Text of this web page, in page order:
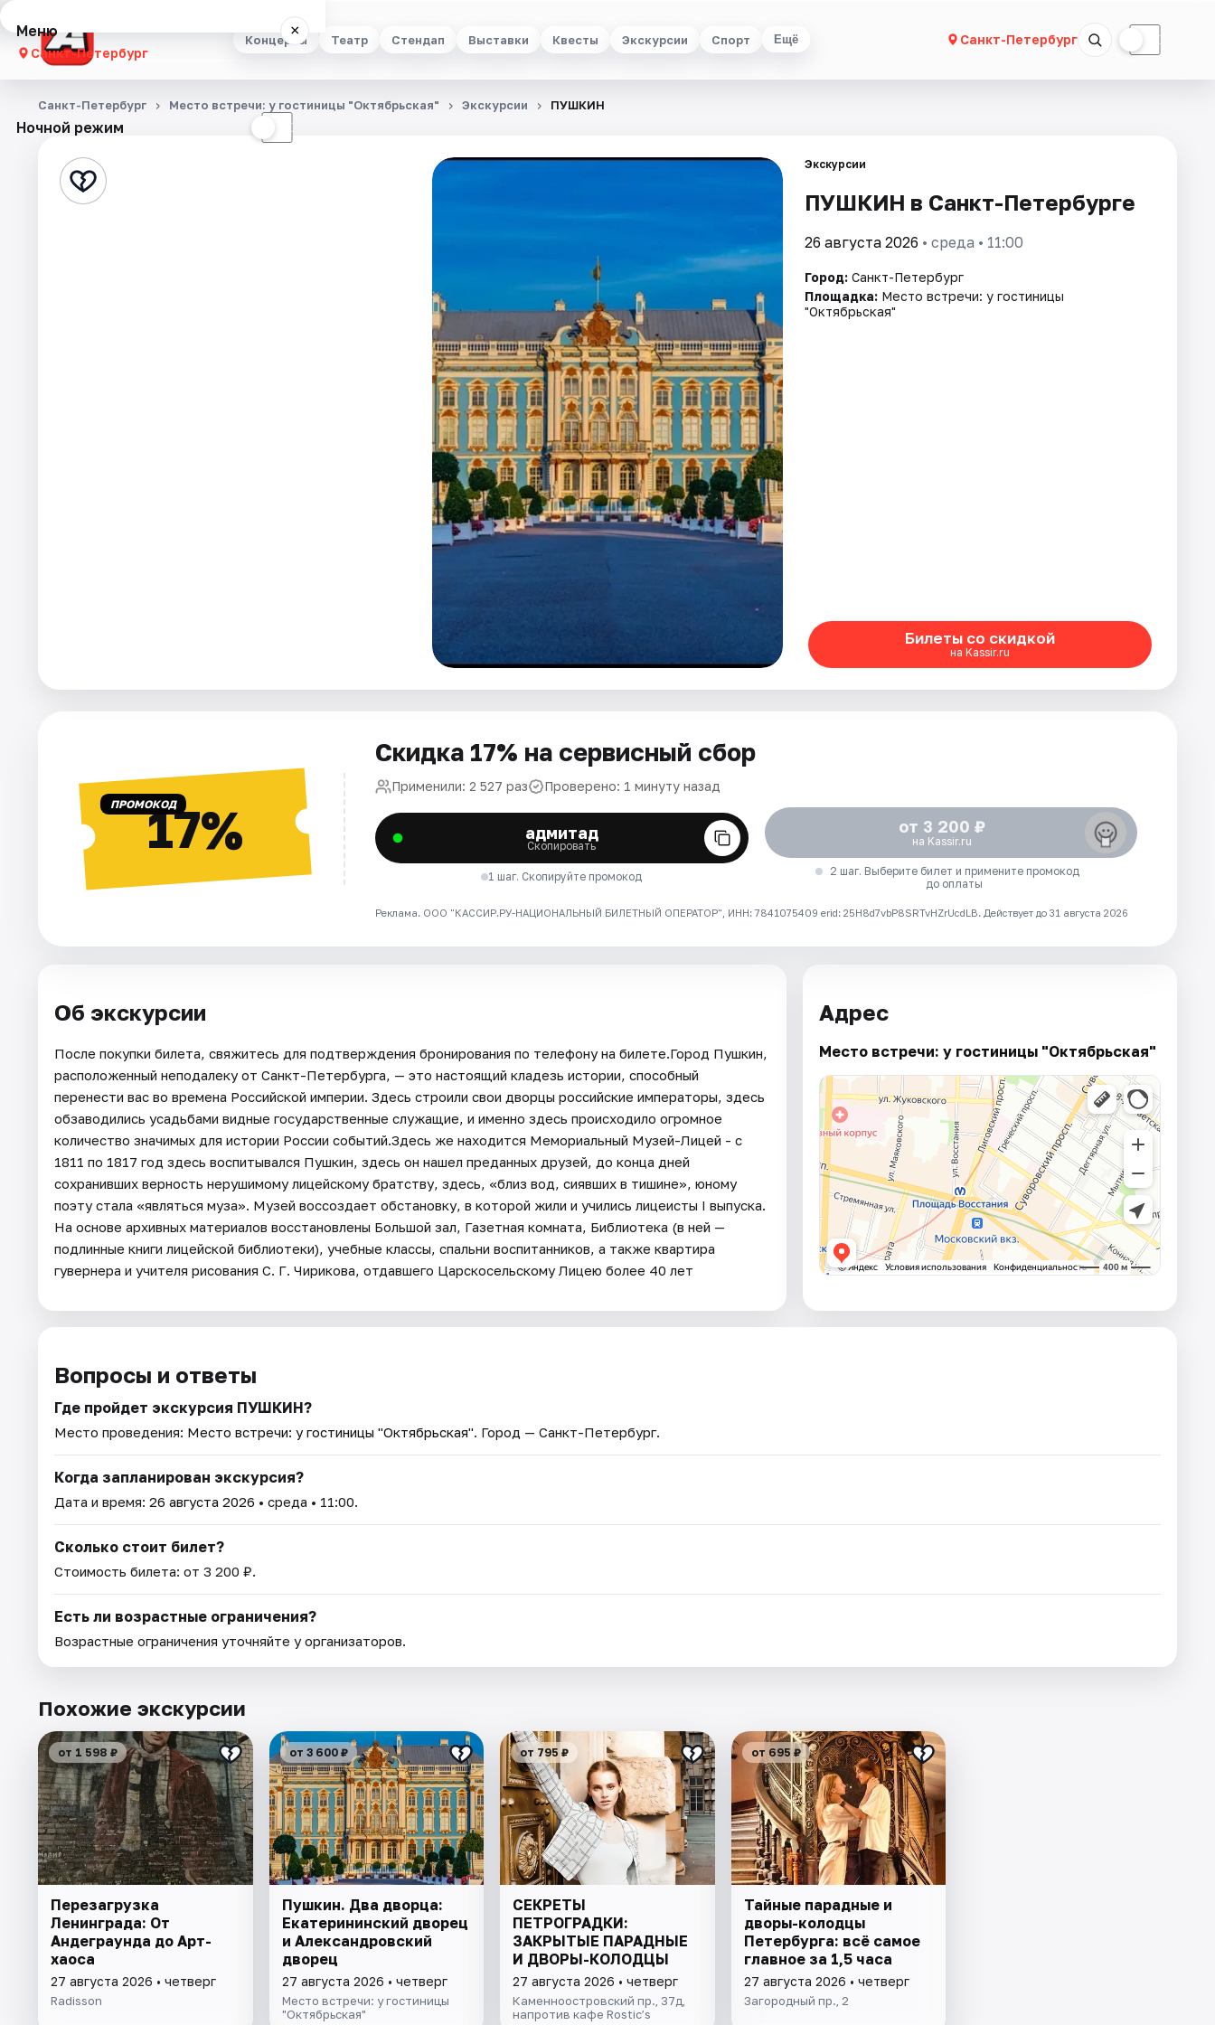
Концерты Театр Стендап Выставки Квесты Экскурсии Спорт Ещё Санкт-Петербург ☾
Меню ×
Санкт-Петербург
Концерты
Стендап
Ночной режим ☾
Санкт-Петербург Место встречи: у гостиницы "Октябрьская" Экскурсии ПУШКИН
Экскурсии
ПУШКИН в Санкт-Петербурге
26 августа 2026 • среда • 11:00
Город: Санкт-Петербург
Площадка: Место встречи: у гостиницы
"Октябрьская"
Билеты со скидкой
на Kassir.ru
ПРОМОКОД17%
Скидка 17% на сервисный сбор
Применили: 2 527 раз Проверено: 1 минуту назад
адмитад
Скопировать
1 шаг. Скопируйте промокод
от 3 200 ₽
на Kassir.ru
2 шаг. Выберите билет и примените промокод
до оплаты
Реклама. ООО "КАССИР.РУ-НАЦИОНАЛЬНЫЙ БИЛЕТНЫЙ ОПЕРАТОР", ИНН: 7841075409 erid: 25H8d7vbP8SRTvHZrUcdLB. Действует до 31 августа 2026
Об экскурсии
После покупки билета, свяжитесь для подтверждения бронирования по телефону на билете.Город Пушкин,
расположенный неподалеку от Санкт-Петербурга, — это настоящий кладезь истории, способный
перенести вас во времена Российской империи. Здесь строили свои дворцы российские императоры, здесь
обзаводились усадьбами видные государственные служащие, и именно здесь происходило огромное
количество значимых для истории России событий.Здесь же находится Мемориальный Музей-Лицей - с
1811 по 1817 год здесь воспитывался Пушкин, здесь он нашел преданных друзей, до конца дней
сохранивших верность нерушимому лицейскому братству, здесь, «близ вод, сиявших в тишине», юному
поэту стала «являться муза». Музей воссоздает обстановку, в которой жили и учились лицеисты I выпуска.
На основе архивных материалов восстановлены Большой зал, Газетная комната, Библиотека (в ней —
подлинные книги лицейской библиотеки), учебные классы, спальни воспитанников, а также квартира
гувернера и учителя рисования С. Г. Чирикова, отдавшего Царскосельскому Лицею более 40 лет
Адрес
Место встречи: у гостиницы "Октябрьская"
Вопросы и ответы
Где пройдет экскурсия ПУШКИН?
Место проведения: Место встречи: у гостиницы "Октябрьская". Город — Санкт-Петербург.
Когда запланирован экскурсия?
Дата и время: 26 августа 2026 • среда • 11:00.
Сколько стоит билет?
Стоимость билета: от 3 200 ₽.
Есть ли возрастные ограничения?
Возрастные ограничения уточняйте у организаторов.
Похожие экскурсии
от 1 598 ₽
Перезагрузка
Ленинграда: От
Андеграунда до Арт-
хаоса
27 августа 2026 • четверг
Radisson
от 3 600 ₽
Пушкин. Два дворца:
Екатерининский дворец
и Александровский
дворец
27 августа 2026 • четверг
Место встречи: у гостиницы
"Октябрьская"
от 795 ₽
СЕКРЕТЫ
ПЕТРОГРАДКИ:
ЗАКРЫТЫЕ ПАРАДНЫЕ
И ДВОРЫ-КОЛОДЦЫ
27 августа 2026 • четверг
Каменноостровский пр., 37д,
напротив кафе Rostic’s
от 695 ₽
Тайные парадные и
дворы-колодцы
Петербурга: всё самое
главное за 1,5 часа
27 августа 2026 • четверг
Загородный пр., 2